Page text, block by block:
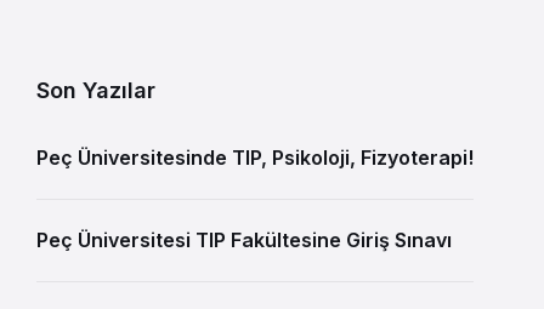
Son Yazılar
Peç Üniversitesinde TIP, Psikoloji, Fizyoterapi!
Peç Üniversitesi TIP Fakültesine Giriş Sınavı